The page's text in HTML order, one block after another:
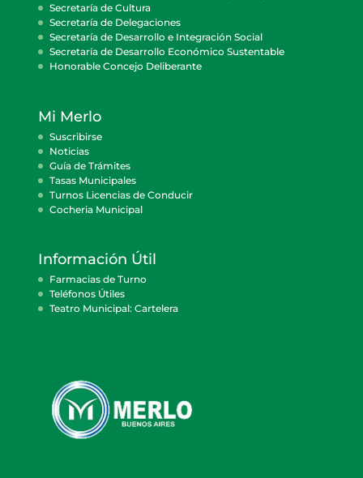
Secretaría de Cultura
Secretaría de Delegaciones
Secretaría de Desarrollo e Integración Social
Secretaría de Desarrollo Económico Sustentable
Honorable Concejo Deliberante
Mi Merlo
Suscribirse
Noticias
Guía de Trámites
Tasas Municipales
Turnos Licencias de Conducir
Cocheria Municipal
Información Útil
Farmacias de Turno
Teléfonos Útiles
Teatro Municipal: Cartelera